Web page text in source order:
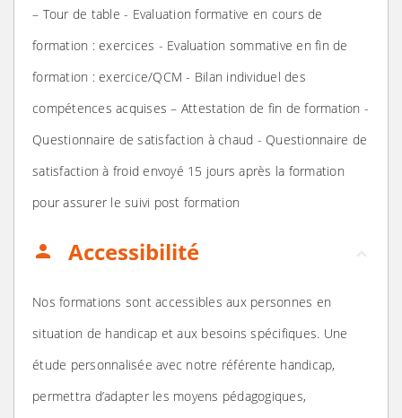
– Tour de table - Evaluation formative en cours de
formation : exercices - Evaluation sommative en fin de
formation : exercice/QCM - Bilan individuel des
compétences acquises – Attestation de fin de formation -
Questionnaire de satisfaction à chaud - Questionnaire de
satisfaction à froid envoyé 15 jours après la formation
pour assurer le suivi post formation
person Accessibilité
Nos formations sont accessibles aux personnes en
situation de handicap et aux besoins spécifiques. Une
étude personnalisée avec notre référente handicap,
permettra d’adapter les moyens pédagogiques,